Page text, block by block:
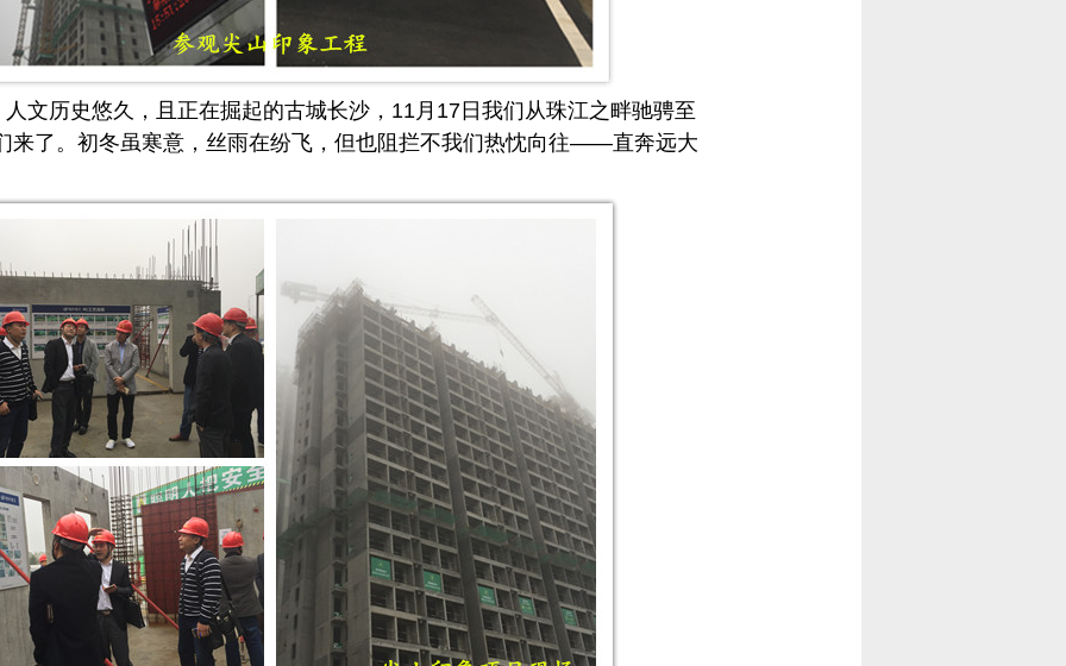
历史悠久，且正在掘起的古城长沙， 11月17日我们从珠江之畔驰骋至
来了。初冬虽寒意，丝雨在纷飞， 但也阻拦不我们热忱向往——直奔远大